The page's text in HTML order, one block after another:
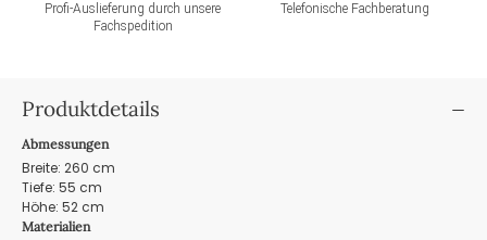
Profi-Auslieferung durch unsere
Fachspedition
Telefonische Fachberatung
Produktdetails
Abmessungen
Breite: 260 cm
Tiefe: 55 cm
Höhe: 52 cm
Materialien